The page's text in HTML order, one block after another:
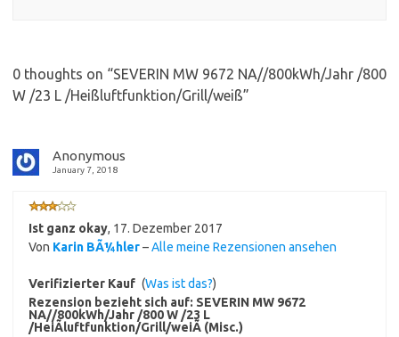
0 thoughts on “SEVERIN MW 9672 NA//800kWh/Jahr /800
W /23 L /Heißluftfunktion/Grill/weiß”
Anonymous
January 7, 2018
Ist ganz okay, 17. Dezember 2017
Von Karin BÃ¼hler–Alle meine Rezensionen ansehen
Verifizierter Kauf (Was ist das?)
Rezension bezieht sich auf: SEVERIN MW 9672
NA//800kWh/Jahr /800 W /23 L
/HeiÃluftfunktion/Grill/weiÃ (Misc.)